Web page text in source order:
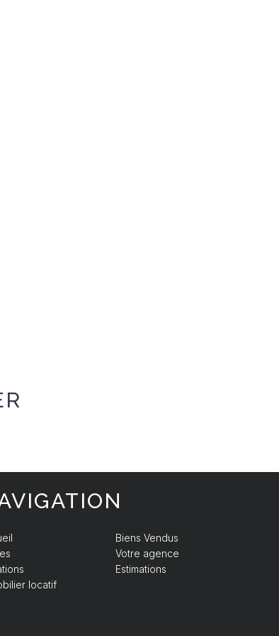
locatif
Biens Vendus
Votre agence
Estimations